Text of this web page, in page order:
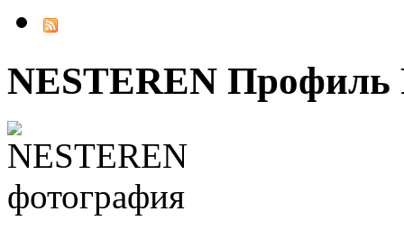
NESTEREN Профиль